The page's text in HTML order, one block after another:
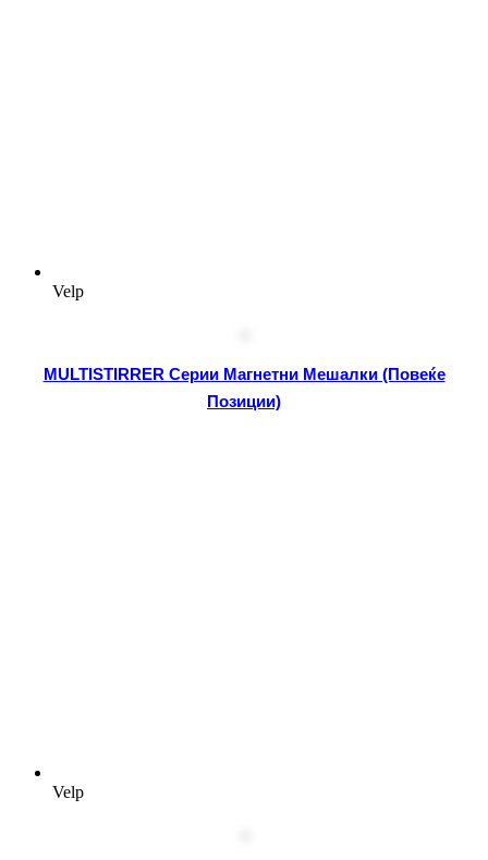
Velp
MULTISTIRRER Серии Магнетни Мешалки (Повеќе
Позиции)
Velp